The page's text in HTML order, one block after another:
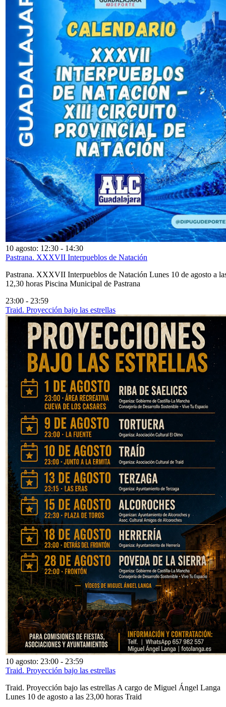
10 agosto: 12:30 - 14:30
Pastrana. XXXVII Interpueblos de Natación
Pastrana. XXXVII Interpueblos de Natación Lunes 10 de agosto a
12,30 horas Piscina Municipal de Pastrana
23:00 - 23:59
Traid. Proyección bajo las estrellas
10 agosto: 23:00 - 23:59
Traid. Proyección bajo las estrellas
Traid. Proyección bajo las estrellas A cargo de Miguel Ángel Langa
Lunes 10 de agosto a las 23,00 horas Traid